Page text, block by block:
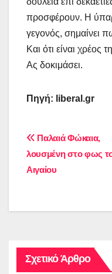
προσφέρουν. Η
γεγονός, σημαίνει
Και ότι είναι χρέος
Ας δοκιμάσει.
Πηγή: liberal .gr
Πλοήγηση
άρθρων
Παλαιά Φώκαια,
λουσμένη στο φως
Αιγαίου
Σχετικό Άρθρο